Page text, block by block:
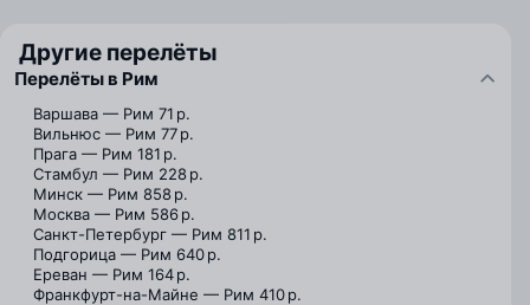
Другие перелёты
Перелёты в Рим
Варшава — Рим 71 р.
Вильнюс — Рим 77 р.
Прага — Рим 181 р.
Стамбул — Рим 228 р.
Минск — Рим 858 р.
Москва — Рим 586 р.
Санкт-Петербург — Рим 811 р.
Подгорица — Рим 640 р.
Ереван — Рим 164 р.
Франкфурт-на-Майне — Рим 410 р.